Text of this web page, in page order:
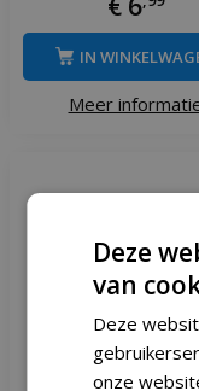
Meer
IN
Deze
van
Deze
onze